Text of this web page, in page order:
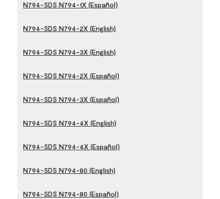
N794-SDS N794-1X (Español)
N794-SDS N794-2X (English)
N794-SDS N794-3X (English)
N794-SDS N794-2X (Español)
N794-SDS N794-3X (Español)
N794-SDS N794-4X (English)
N794-SDS N794-4X (Español)
N794-SDS N794-80 (English)
N794-SDS N794-80 (Español)